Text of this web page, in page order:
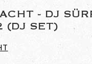
- DJ
(DJ SET)